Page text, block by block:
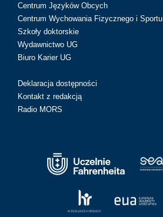
Centrum Języków Obcych
Centrum Wychowania Fizycznego i Sportu
Szkoły doktorskie
Wydawnictwo UG
Biuro Karier UG
Deklaracja dostępności
Kontakt z redakcją
Radio MORS